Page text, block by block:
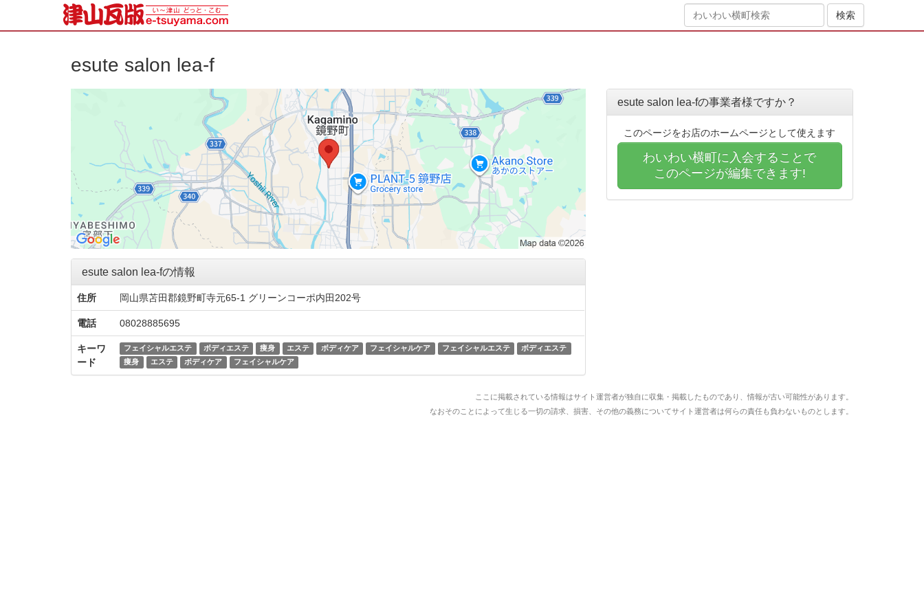
esute salon lea-f
esute salon lea-fの情報
住所 岡山県苫田郡鏡野町寺元65-1 グリーンコーポ内田202号
電話 08028885695
キーワ
ード
フェイシャルエステ ボディエステ 痩身 エステ ボディケア フェイシャルケア フェイシャルエステ
ボディエステ
痩身
エステ ボディケア フェイシャルケア
esute salon lea-fの事業者様ですか？
このページをお店のホームページとして使えます
わいわい横町に入会することで
このページが編集できます!
ここに掲載されている情報はサイト運営者が独自に収集・掲載したものであり、情報が古い可能性があります。
なおそのことによって生じる一切の請求、損害、その他の義務についてサイト運営者は何らの責任も負わないものとします。